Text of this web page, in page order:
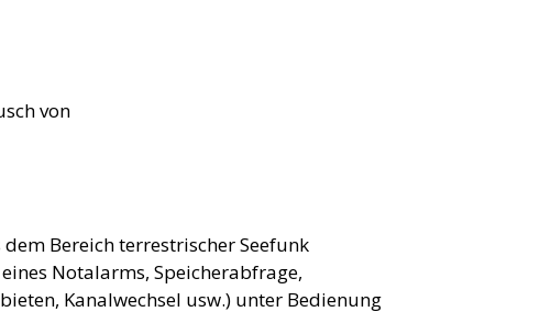
von
Bereich terrestrischer Seefunk
Notalarms, Speicherabfrage,
Kanalwechsel usw.) unter Bedienung